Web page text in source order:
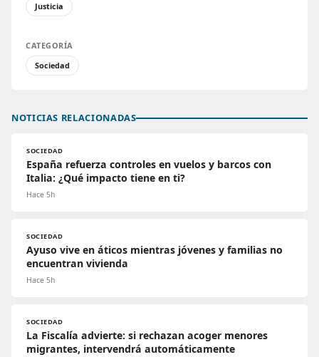
Justicia
CATEGORÍA
Sociedad
NOTICIAS RELACIONADAS
SOCIEDAD
España refuerza controles en vuelos y barcos con
Italia: ¿Qué impacto tiene en ti?
Hace 5h
SOCIEDAD
Ayuso vive en áticos mientras jóvenes y familias no
encuentran vivienda
Hace 5h
SOCIEDAD
La Fiscalía advierte: si rechazan acoger menores
migrantes, intervendrá automáticamente